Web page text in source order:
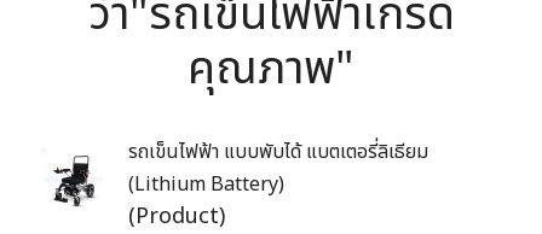
ว่า"รถเข็นไฟฟ้าเกรด
คุณภาพ"
รถเข็นไฟฟ้า แบบพับได้ แบตเตอรี่ลิเธียม
(Lithium Battery)
(Product)